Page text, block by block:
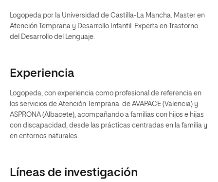
Logopeda por la Universidad de Castilla-La Mancha. Master en
Atención Temprana y Desarrollo Infantil. Experta en Trastorno
del Desarrollo del Lenguaje.
Experiencia
Logopeda, con experiencia como profesional de referencia en
los servicios de Atención Temprana de AVAPACE (Valencia) y
ASPRONA (Albacete), acompañando a familias con hijos e hijas
con discapacidad, desde las prácticas centradas en la familia y
en entornos naturales.
Líneas de investigación